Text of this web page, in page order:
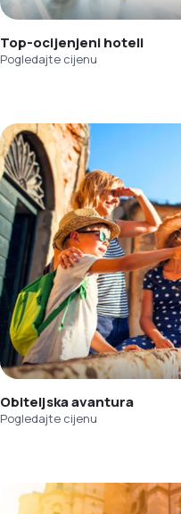
Top-ocijenjeni hoteli
Pogledajte cijenu
Obiteljska avantura
Pogledajte cijenu